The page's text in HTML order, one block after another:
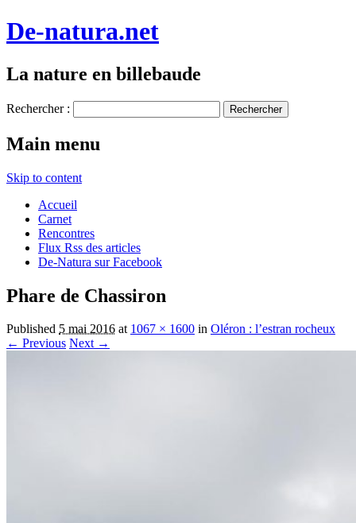
De-natura.net
La nature en billebaude
Rechercher :
Main menu
Skip to content
Accueil
Carnet
Rencontres
Flux Rss des articles
De-Natura sur Facebook
Phare de Chassiron
Published 5 mai 2016 at 1067 × 1600 in Oléron : l’estran rocheux
← Previous Next →